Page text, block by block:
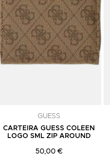
GUESS
CARTEIRA GUESS COLEEN
LOGO SML ZIP AROUND
50,00 €